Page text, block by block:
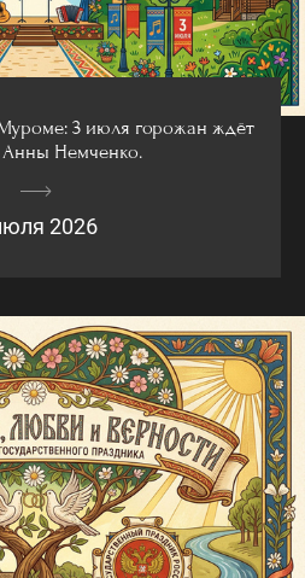
3 июля горожан ждёт
Анны Немченко.
2026